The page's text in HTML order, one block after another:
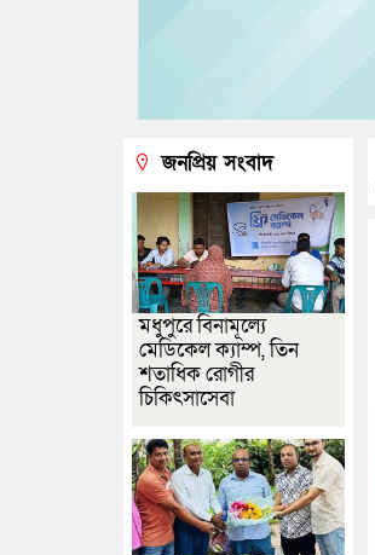
জনপ্রিয় সংবাদ
মধুপুরে বিনামূল্যে
মেডিকেল ক্যাম্প, তিন
শতাধিক রোগীর
চিকিৎসাসেবা